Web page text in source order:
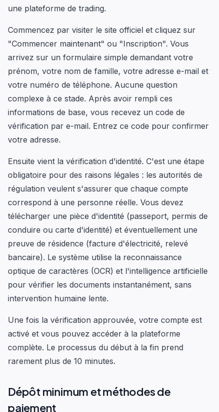
une plateforme de trading.
Commencez par visiter le site officiel et cliquez sur
"Commencer maintenant" ou "Inscription". Vous
arrivez sur un formulaire simple demandant votre
prénom, votre nom de famille, votre adresse e-mail et
votre numéro de téléphone. Aucune question
complexe à ce stade. Après avoir rempli ces
informations de base, vous recevez un code de
vérification par e-mail. Entrez ce code pour confirmer
votre adresse.
Ensuite vient la vérification d'identité. C'est une étape
obligatoire pour des raisons légales : les autorités de
régulation veulent s'assurer que chaque compte
correspond à une personne réelle. Vous devez
télécharger une pièce d'identité (passeport, permis de
conduire ou carte d'identité) et éventuellement une
preuve de résidence (facture d'électricité, relevé
bancaire). Le système utilise la reconnaissance
optique de caractères (OCR) et l'intelligence artificielle
pour vérifier les documents instantanément, sans
intervention humaine lente.
Une fois la vérification approuvée, votre compte est
activé et vous pouvez accéder à la plateforme
complète. Le processus du début à la fin prend
rarement plus de 10 minutes.
Dépôt minimum et méthodes de
paiement